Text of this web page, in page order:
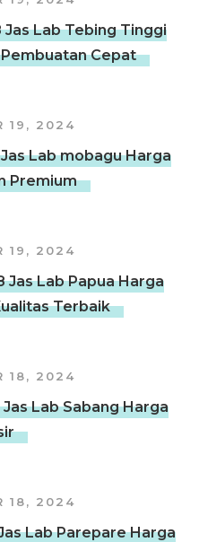
Jas Lab Tebing Tinggi
Cepat
19, 2024
Lab mobagu Harga
Premium
19, 2024
Jas Lab Papua Harga
Terbaik
18, 2024
Lab Sabang Harga
18, 2024
Lab Parepare Harga